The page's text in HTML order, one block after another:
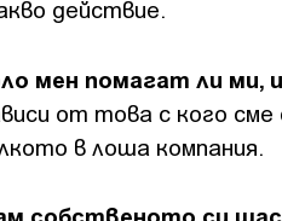
действие.
мен помагат ли ми,
от това с кого
в лоша компания.